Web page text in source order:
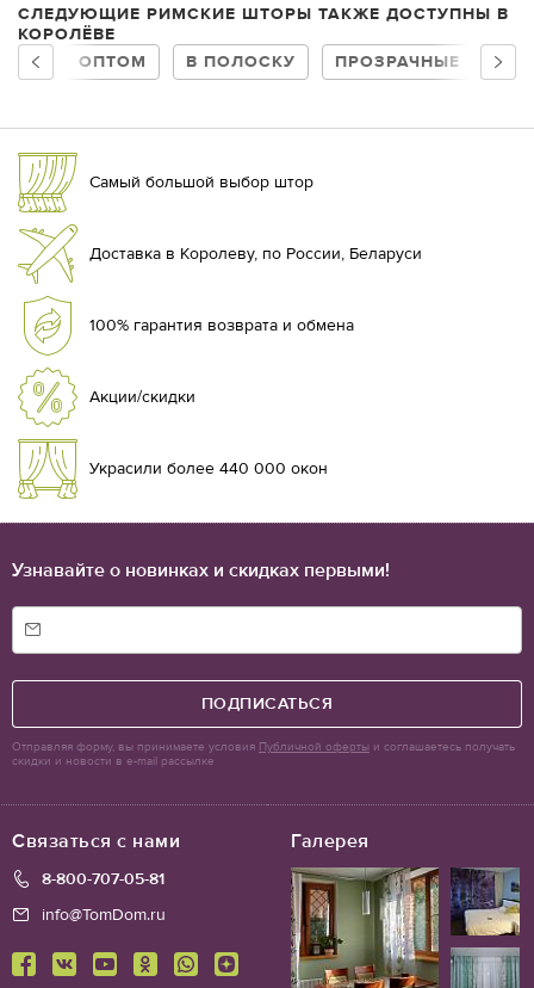
СЛЕДУЮЩИЕ РИМСКИЕ ШТОРЫ ТАКЖЕ ДОСТУПНЫ В
КОРОЛЁВЕ
ОПТОМ
В ПОЛОСКУ ПРОЗРАЧНЫЕ В
Самый большой выбор штор
Доставка в Королеву, по России, Беларуси
100% гарантия возврата и обмена
Акции/скидки
Украсили более 440 000 окон
Галерея
Связаться с нами
8-800-707-05-81
info@TomDom.ru
Узнавайте о новинках и скидках первыми!
ПОДПИСАТЬСЯ
Отправляя форму, вы принимаете условия Публичной оферты и соглашаетесь получать
скидки и новости в e-mail рассылке